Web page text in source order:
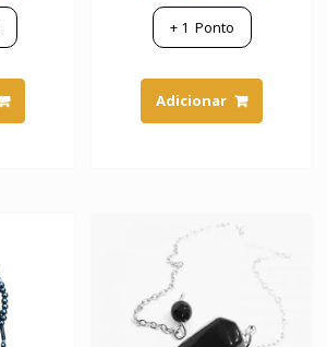
+ 1 Ponto
Adicionar